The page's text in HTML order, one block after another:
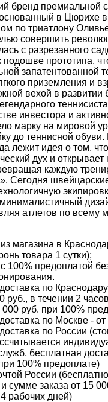
бренд премиальной
в Цюрихе в
по триатлону
совершить
с разрезанного
подошве прототипа,
запатентованной
приземления и
вехой в развитии
инвестора и
марку на мировой
до теннисной обуви.
лежит идея о том,
дух и
каждую
Сегодня
минималистичный
атлетов по всему
магазина в
товара 1 сутки);
100% предоплатой
по
руб., в течении 2
000 руб. при 100%
по Москве -
по России
бесплатная
100% предоплате)
России
сумме заказа от 15
рабочих дней)